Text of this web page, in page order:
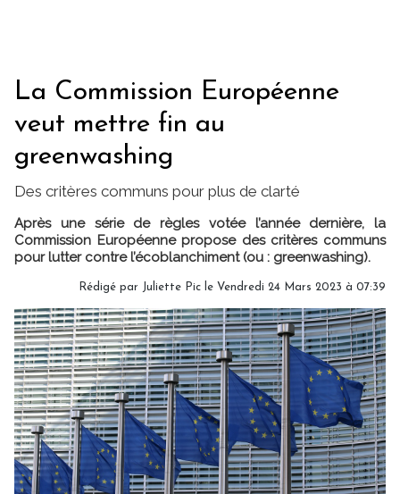
La Commission Européenne
veut mettre fin au
greenwashing
Des critères communs pour plus de clarté
Après une série de règles votée l’année dernière, la
Commission Européenne propose des critères communs
pour lutter contre l’écoblanchiment (ou : greenwashing).
Rédigé par Juliette Pic le Vendredi 24 Mars 2023 à 07:39